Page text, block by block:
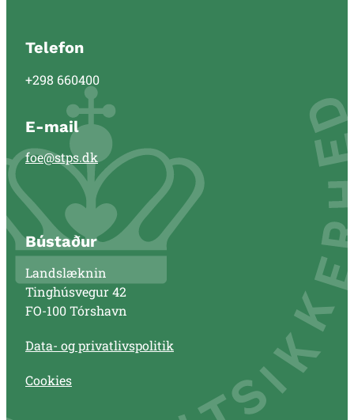
Telefon
+298 660400
E-mail
foe@stps.dk
Bústaður
Landslæknin
Tinghúsvegur 42
FO-100 Tórshavn
Data- og privatlivspolitik
Cookies